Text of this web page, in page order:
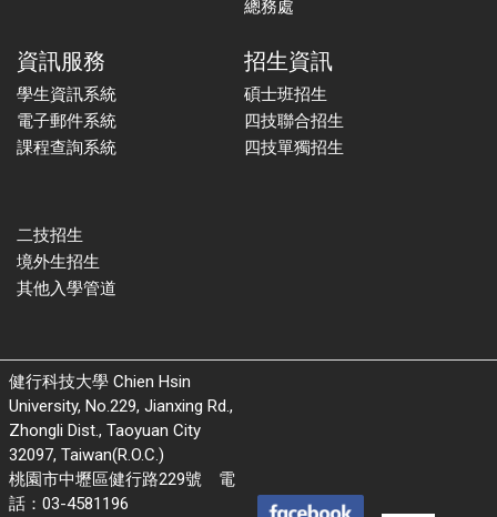
總務處
資訊服務
學生資訊系統
電子郵件系統
課程查詢系統
招生資訊
碩士班招生
四技聯合招生
四技單獨招生
二技招生
境外生招生
其他入學管道
健行科技大學 Chien Hsin
University, No.229, Jianxing Rd.,
Zhongli Dist., Taoyuan City
32097, Taiwan(R.O.C.)
桃園市中壢區健行路229號 電
話：03-4581196